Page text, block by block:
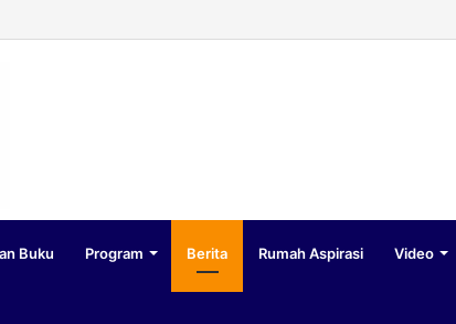
Buku Program Berita Rumah Aspirasi Video